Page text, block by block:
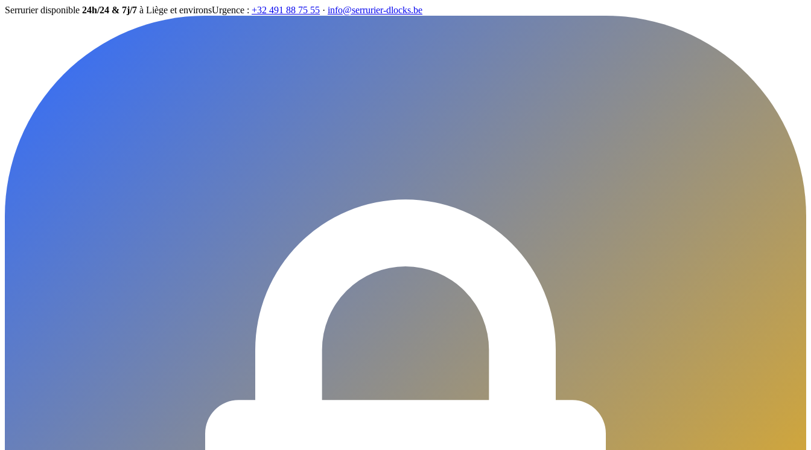
Serrurier disponible 24h/24 & 7j/7 à Liège et environsUrgence : +32 491 88 75 55 · info@serrurier-dlocks.be